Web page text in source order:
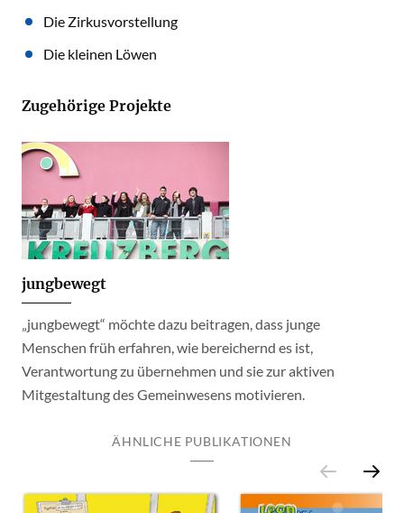
Die Zirkusvorstellung
Die kleinen Löwen
Zugehörige Projekte
jungbewegt
„jungbewegt“ möchte dazu beitragen, dass junge
Menschen früh erfahren, wie bereichernd es ist,
Verantwortung zu übernehmen und sie zur aktiven
Mitgestaltung des Gemeinwesens motivieren.
ÄHNLICHE PUBLIKATIONEN